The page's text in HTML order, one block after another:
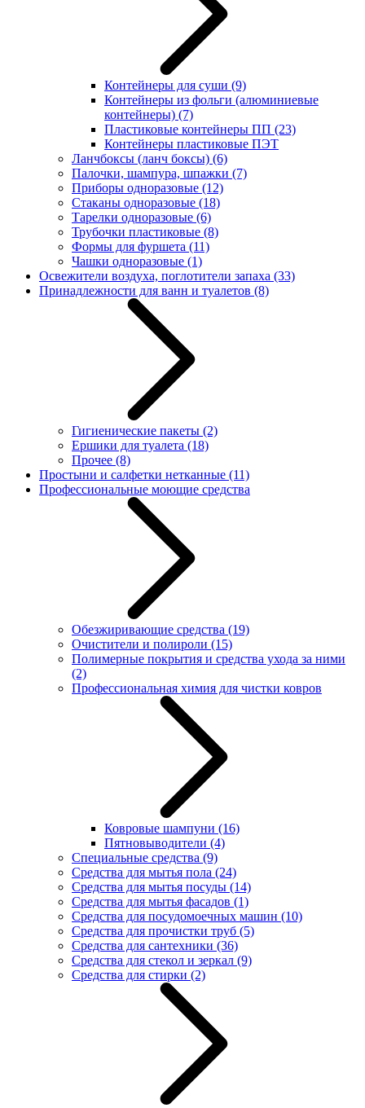
Контейнеры для суши (9)
Контейнеры из фольги (алюминиевые
контейнеры) (7)
Пластиковые контейнеры ПП (23)
Контейнеры пластиковые ПЭТ
Ланчбоксы (ланч боксы) (6)
Палочки, шампура, шпажки (7)
Приборы одноразовые (12)
Стаканы одноразовые (18)
Тарелки одноразовые (6)
Трубочки пластиковые (8)
Формы для фуршета (11)
Чашки одноразовые (1)
Освежители воздуха, поглотители запаха (33)
Принадлежности для ванн и туалетов (8)
Гигиенические пакеты (2)
Ершики для туалета (18)
Прочее (8)
Простыни и салфетки нетканные (11)
Профессиональные моющие средства
Обезжиривающие средства (19)
Очистители и полироли (15)
Полимерные покрытия и средства ухода за ними
(2)
Профессиональная химия для чистки ковров
Ковровые шампуни (16)
Пятновыводители (4)
Специальные средства (9)
Средства для мытья пола (24)
Средства для мытья посуды (14)
Средства для мытья фасадов (1)
Средства для посудомоечных машин (10)
Средства для прочистки труб (5)
Средства для сантехники (36)
Средства для стекол и зеркал (9)
Средства для стирки (2)